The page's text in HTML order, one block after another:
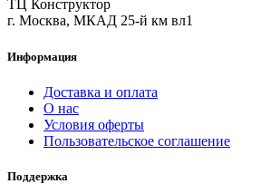
ТЦ Конструктор
г. Москва, МКАД 25-й км вл1
Информация
Доставка и оплата
О нас
Условия оферты
Пользовательское соглашение
Поддержка